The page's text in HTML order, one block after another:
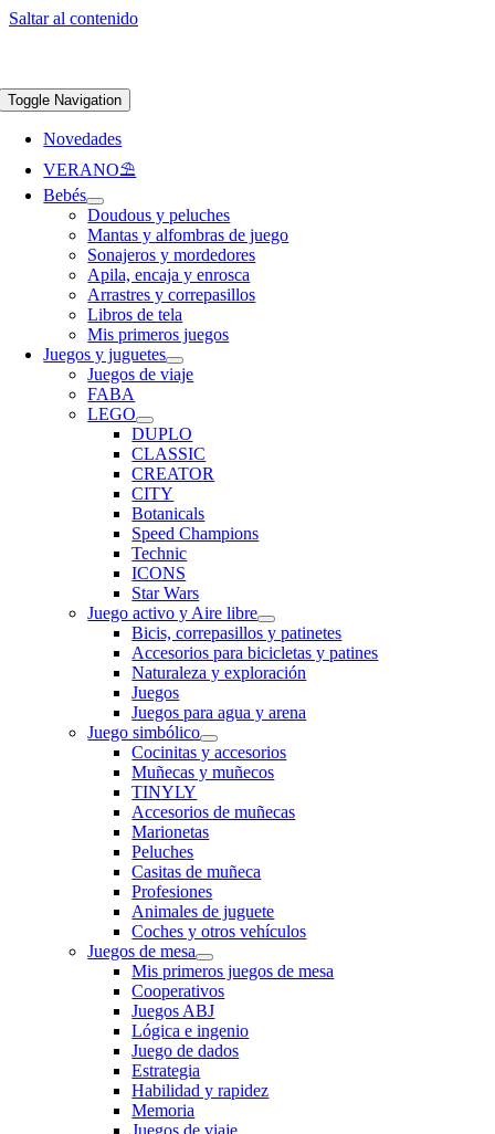
Saltar al contenido
Toggle Navigation
Novedades
VERANO⛱️​
Bebés
Doudous y peluches
Mantas y alfombras de juego
Sonajeros y mordedores
Apila, encaja y enrosca
Arrastres y correpasillos
Libros de tela
Mis primeros juegos
Juegos y juguetes
Juegos de viaje
FABA
LEGO
DUPLO
CLASSIC
CREATOR
CITY
Botanicals
Speed Champions
Technic
ICONS
Star Wars
Juego activo y Aire libre
Bicis, correpasillos y patinetes
Accesorios para bicicletas y patines
Naturaleza y exploración
Juegos
Juegos para agua y arena
Juego simbólico
Cocinitas y accesorios
Muñecas y muñecos
TINYLY
Accesorios de muñecas
Marionetas
Peluches
Casitas de muñeca
Profesiones
Animales de juguete
Coches y otros vehículos
Juegos de mesa
Mis primeros juegos de mesa
Cooperativos
Juegos ABJ
Lógica e ingenio
Juego de dados
Estrategia
Habilidad y rapidez
Memoria
Juegos de viaje